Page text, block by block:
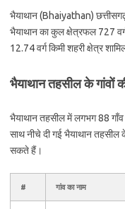
भैयाथान (Bhaiyathan)
भैयाथान का कुल क्षेत्रफल 727
12.74 वर्ग किमी शहरी क्षेत्र
भैयाथान तहसील के
भैयाथान तहसील में लगभग 88
साथ नीचे दी गई भैयाथान
सकते हैं।
# गांव का नाम